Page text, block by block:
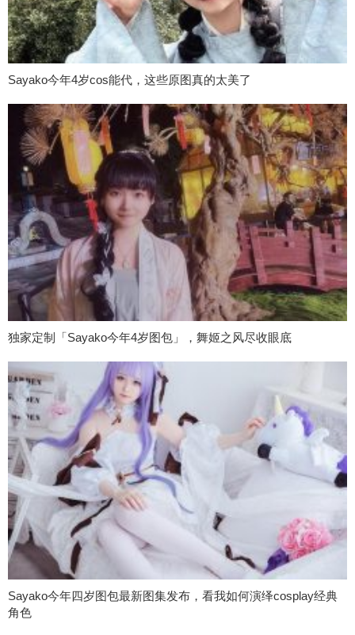
Sayako今年4岁cos能代，这些原图真的太美了
独家定制「Sayako今年4岁图包」，舞姬之风尽收眼底
Sayako今年四岁图包最新图集发布，看我如何演绎cosplay经典
角色